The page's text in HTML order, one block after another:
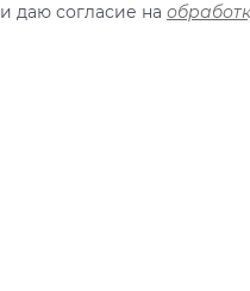
и даю согласие на